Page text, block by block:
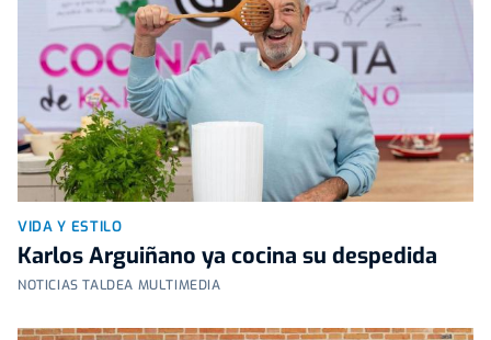
VIDA Y ESTILO
Karlos Arguiñano ya cocina su despedida
NOTICIAS TALDEA MULTIMEDIA